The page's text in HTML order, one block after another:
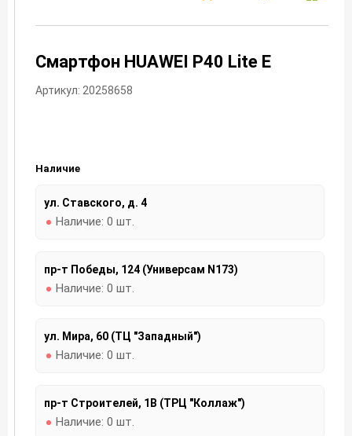
Смартфон HUAWEI P40 Lite E
Артикул: 20258658
Наличие
ул. Ставского, д. 4
Наличие: 0 шт.
пр-т Победы, 124 (Универсам N173)
Наличие: 0 шт.
ул. Мира, 60 (ТЦ "Западный")
Наличие: 0 шт.
пр-т Строителей, 1В (ТРЦ "Коллаж")
Наличие: 0 шт.